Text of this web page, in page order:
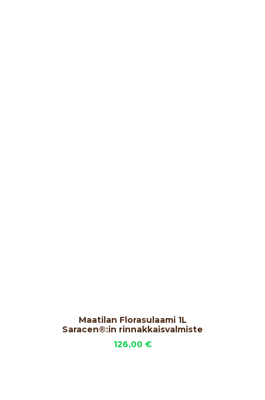
LISÄÄ OSTOSKORIIN
Maatilan Florasulaami 1L
Saracen®:in rinnakkaisvalmiste
126,00 €